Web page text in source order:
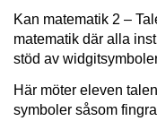
Kan matematik 2 –
matematik där alla
stöd av
Här möter eleven
symboler såsom